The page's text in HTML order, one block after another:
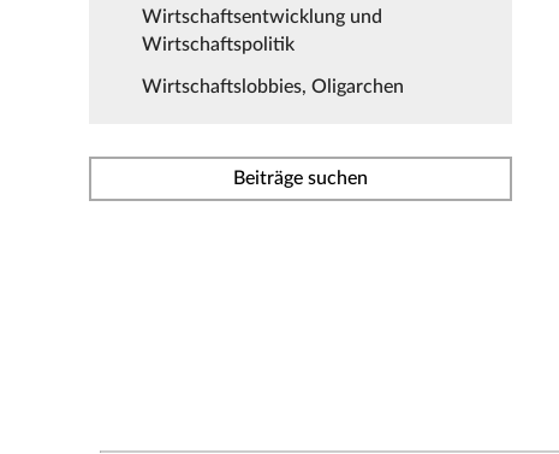
Wirtschaftsentwicklung und
Wirtschaftspolitik
Wirtschaftslobbies, Oligarchen
Beiträge suchen